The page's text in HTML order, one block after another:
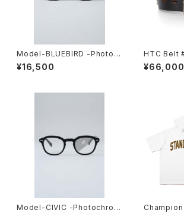
Model-BLUEBIRD -Photoc
hromic-
¥16,500
HTC Belt
ith End
¥66,000
Model-CIVIC -Photochrom